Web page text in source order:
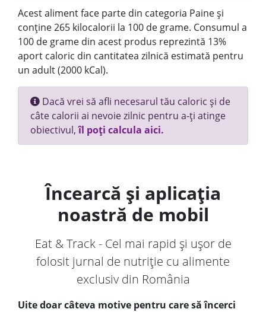
Acest aliment face parte din categoria Paine și
conține 265 kilocalorii la 100 de grame. Consumul a
100 de grame din acest produs reprezintă 13%
aport caloric din cantitatea zilnică estimată pentru
un adult (2000 kCal).
Dacă vrei să afli necesarul tău caloric și de
câte calorii ai nevoie zilnic pentru a-ți atinge
obiectivul,îl poți calcula aici.
Încearcă și aplicația
noastră de mobil
Eat & Track - Cel mai rapid și ușor de
folosit jurnal de nutriție cu alimente
exclusiv din România
Uite doar câteva motive pentru care să încerci